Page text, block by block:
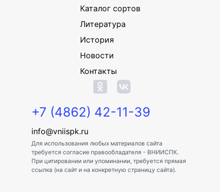
Каталог сортов
Литература
История
Новости
Контакты
+7 (4862) 42-11-39
info@vniispk.ru
Для использования любых материалов сайта
требуется согласие правообладателя - ВНИИСПК.
При цитировании или упоминании, требуется прямая
ссылка (на сайт и на конкретную страницу сайта).